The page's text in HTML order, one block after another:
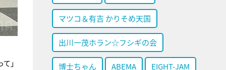
」
マツコ＆有吉 かりそめ天国
出川一茂ホラン☆フシギの会
博士ちゃん ABEMA EIGHT-JAM